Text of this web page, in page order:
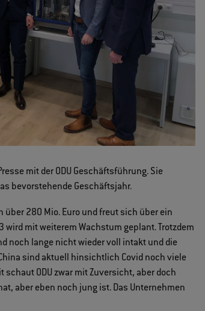
mit der ODU Geschäftsführung. Sie
bevorstehende Geschäftsjahr.
280 Mio. Euro und freut sich über ein
mit weiterem Wachstum geplant. Trotzdem
noch lange nicht wieder voll intakt und die
sind aktuell hinsichtlich Covid noch viele
ODU zwar mit Zuversicht, aber doch
aber eben noch jung ist. Das Unternehmen